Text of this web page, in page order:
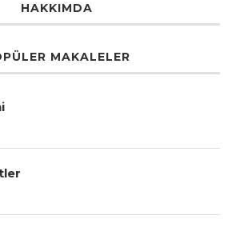
HAKKIMDA
MAKALELER